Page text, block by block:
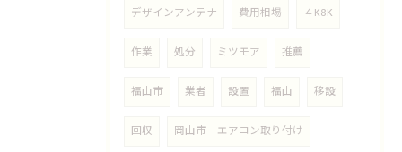
デザインアンテナ 費用相場 ４K8K
作業 処分 ミツモア 推薦
福山市 業者 設置 福山 移設
回収 岡山市 エアコン取り付け